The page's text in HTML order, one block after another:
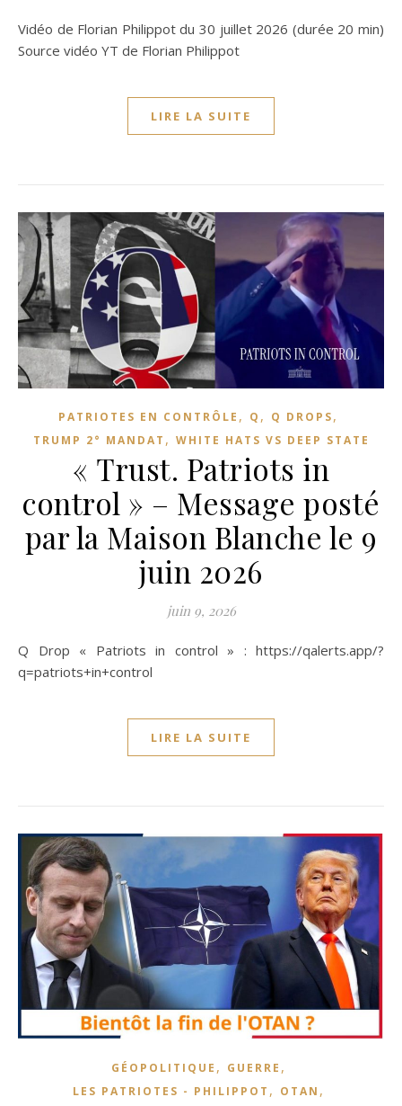
Vidéo de Florian Philippot du 30 juillet 2026 (durée 20 min)
Source vidéo YT de Florian Philippot
LIRE LA SUITE
PATRIOTES EN CONTRÔLE , Q , Q DROPS,
TRUMP 2° MANDAT , WHITE HATS VS DEEP STATE
« Trust. Patriots in
control » – Message posté
par la Maison Blanche le 9
juin 2026
juin 9, 2026
Q Drop « Patriots in control » : https://qalerts.app/?
q=patriots+in+control
LIRE LA SUITE
GÉOPOLITIQUE , GUERRE ,
LES PATRIOTES - PHILIPPOT , OTAN ,